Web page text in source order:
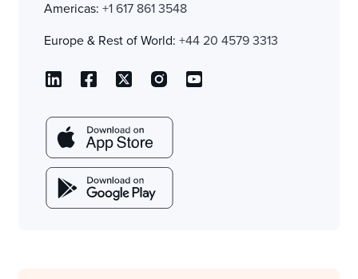
Americas: +1 617 861 3548
Europe & Rest of World: +44 20 4579 3313